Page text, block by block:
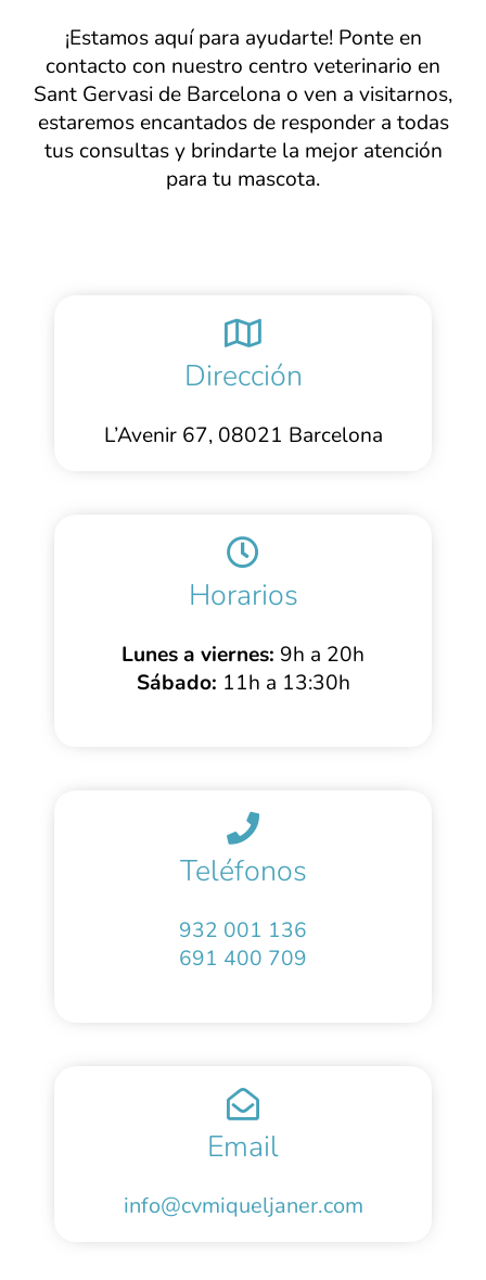
¡Estamos aquí para ayudarte! Ponte en
contacto con nuestro centro veterinario en
Sant Gervasi de Barcelona o ven a visitarnos,
estaremos encantados de responder a todas
tus consultas y brindarte la mejor atención
para tu mascota.
Dirección
L’Avenir 67, 08021 Barcelona
Horarios
Lunes a viernes: 9h a 20h
Sábado: 11h a 13:30h
Teléfonos
932 001 136
691 400 709
Email
info@cvmiqueljaner.com